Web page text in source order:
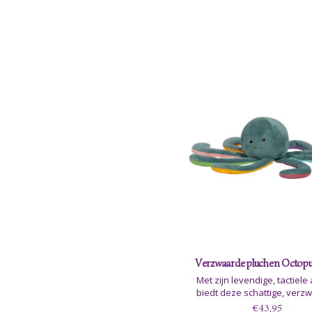
Verzwaarde pluchen
Met zijn levendige, tactiele
biedt deze schattige,
octopus een unieke
€43,95